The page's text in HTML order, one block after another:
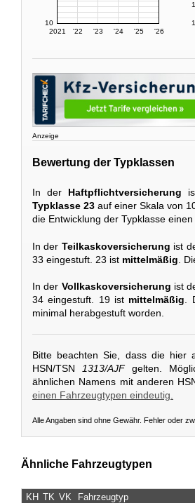
2021 '22 '23 '24 '25 '26
10
Anzeige
Bewertung der Typklassen
In der Haftpflichtversicherung
Typklasse 23 auf einer Skala von
die Entwicklung der Typklasse
In der Teilkaskoversicherung ist
33 eingestuft. 23 ist mittelmäßig .
In der Vollkaskoversicherung ist
34 eingestuft. 19 ist mittelmäßig.
minimal herabgestuft worden.
Bitte beachten Sie, dass die hier
HSN/TSN
1313/AJFgelten.
ähnlichen Namens mit anderen
einen Fahrzeugtypen eindeutig.
Alle Angaben sind ohne Gewähr. Fehler oder
Ähnliche Fahrzeugtypen
KH TK VK Fahrzeugtyp